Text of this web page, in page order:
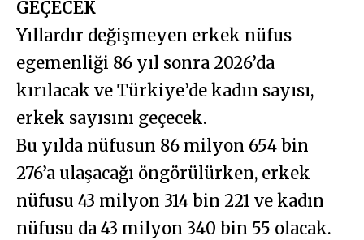
GEÇECEK
Yıllardır değişmeyen erkek nüfus
egemenliği 86 yıl sonra 2026’da
kırılacak ve Türkiye’de kadın sayısı,
erkek sayısını geçecek.
Bu yılda nüfusun 86 milyon 654 bin
276’a ulaşacağı öngörülürken, erkek
nüfusu 43 milyon 314 bin 221 ve kadın
nüfusu da 43 milyon 340 bin 55 olacak.